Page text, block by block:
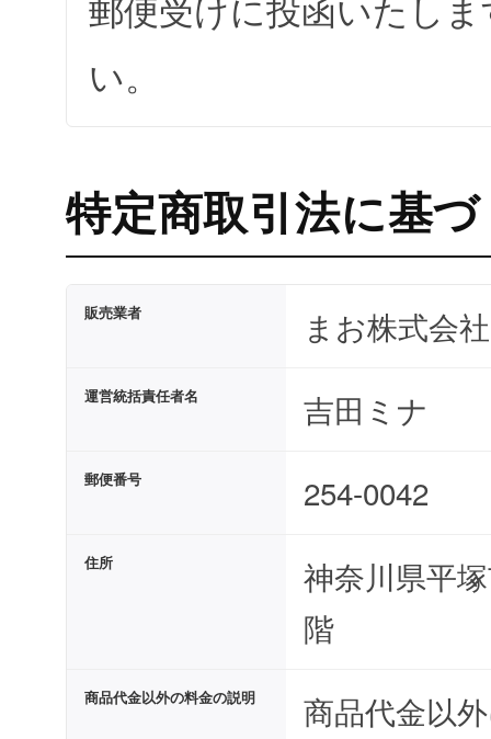
い。
特定商取引法に基
販売業者 まお株式会社
運営統括責任者名 吉田ミナ
郵便番号 254-0042
住所
神奈川県平
階
商品代金以外の料金の説明
商品代金以